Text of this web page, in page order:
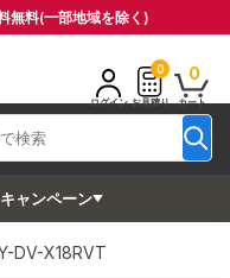
無料(一部地域を除く)
ログイン
0
お見積り
0
カート
キャンペーン
DV-X18RVT